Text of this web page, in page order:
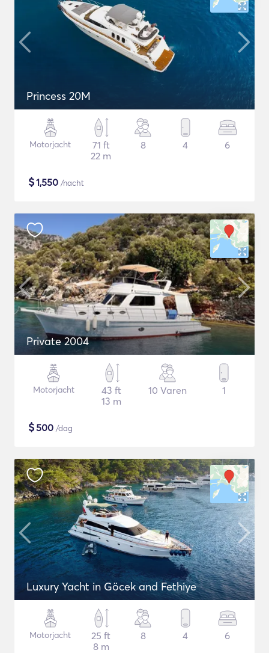
Princess 20M
Motorjacht
71 ft
22 m
8 4 6
$1,550 /nacht
Private 2004
Motorjacht
43 ft
13 m
10 Varen 1
$500 /dag
Luxury Yacht in Göcek and Fethiye
Motorjacht
25 ft
8 m
8 4 6